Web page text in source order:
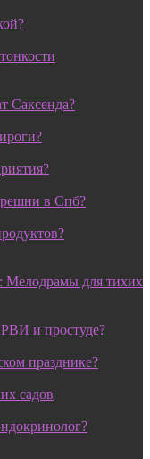
Саксенда?
в Спб?
для тихих
и простуде?
празднике?
садов